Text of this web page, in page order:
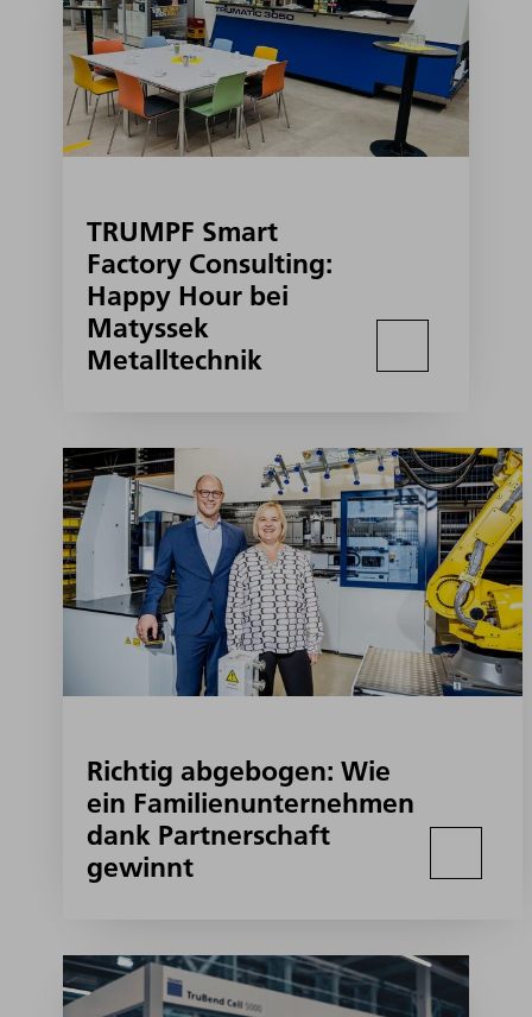
TRUMPF Smart
Factory Consulting:
Happy Hour bei
Matyssek
Metalltechnik
Richtig abgebogen: Wie
ein Familienunternehmen
dank Partnerschaft
gewinnt